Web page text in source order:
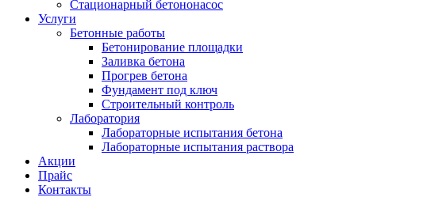
Стационарный бетононасос
Услуги
Бетонные работы
Бетонирование площадки
Заливка бетона
Прогрев бетона
Фундамент под ключ
Строительный контроль
Лаборатория
Лабораторные испытания бетона
Лабораторные испытания раствора
Акции
Прайс
Контакты